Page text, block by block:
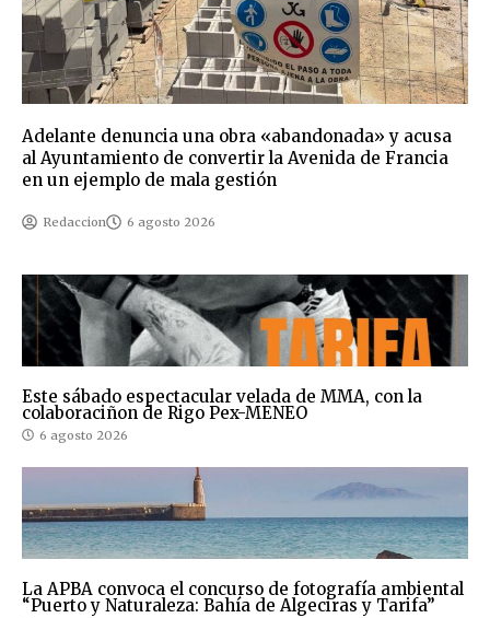
Adelante denuncia una obra «abandonada» y acusa
al Ayuntamiento de convertir la Avenida de Francia
en un ejemplo de mala gestión
Redaccion 6 agosto 2026
Este sábado espectacular velada de MMA, con la
colaboraciñon de Rigo Pex-MENEO
6 agosto 2026
La APBA convoca el concurso de fotografía ambiental
“Puerto y Naturaleza: Bahía de Algeciras y Tarifa”